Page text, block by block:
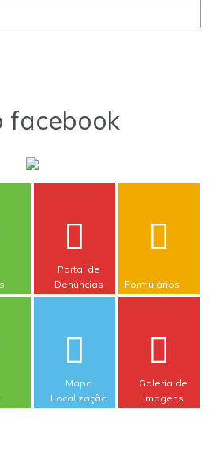
facebook
Portal de
Denúncias
Formulários
Mapa
Localização
Galeria de
Imagens